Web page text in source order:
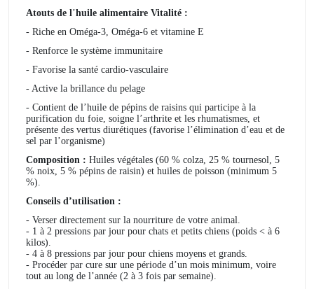
Atouts de l’huile alimentaire Vitalité :
- Riche en Oméga-3, Oméga-6 et vitamine E
- Renforce le système immunitaire
- Favorise la santé cardio-vasculaire
- Active la brillance du pelage
- Contient de l’huile de pépins de raisins qui participe à la
purification du foie, soigne l’arthrite et les rhumatismes, et
présente des vertus diurétiques (favorise l’élimination d’eau et de
sel par l’organisme)
Composition : Huiles végétales (60 % colza, 25 % tournesol, 5
% noix, 5 % pépins de raisin) et huiles de poisson (minimum 5
%).
Conseils d’utilisation :
- Verser directement sur la nourriture de votre animal.
- 1 à 2 pressions par jour pour chats et petits chiens (poids < à 6
kilos).
- 4 à 8 pressions par jour pour chiens moyens et grands.
- Procéder par cure sur une période d’un mois minimum, voire
tout au long de l’année (2 à 3 fois par semaine).